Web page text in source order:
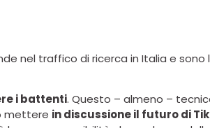
nel traffico di ricerca in Italia e sono
i battenti. Questo – almeno –
mettere in discussione il futuro di